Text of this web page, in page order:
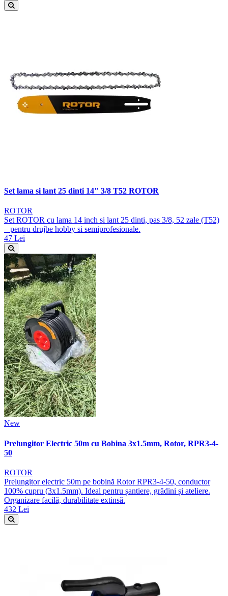
Set lama si lant 25 dinti 14" 3/8 T52 ROTOR
ROTOR
Set ROTOR cu lama 14 inch si lant 25 dinti, pas 3/8, 52 zale (T52)
– pentru drujbe hobby si semiprofesionale.
47 Lei
New
Prelungitor Electric 50m cu Bobina 3x1.5mm, Rotor, RPR3-4-
50
ROTOR
Prelungitor electric 50m pe bobină Rotor RPR3-4-50, conductor
100% cupru (3x1.5mm). Ideal pentru șantiere, grădini și ateliere.
Organizare facilă, durabilitate extinsă.
432 Lei